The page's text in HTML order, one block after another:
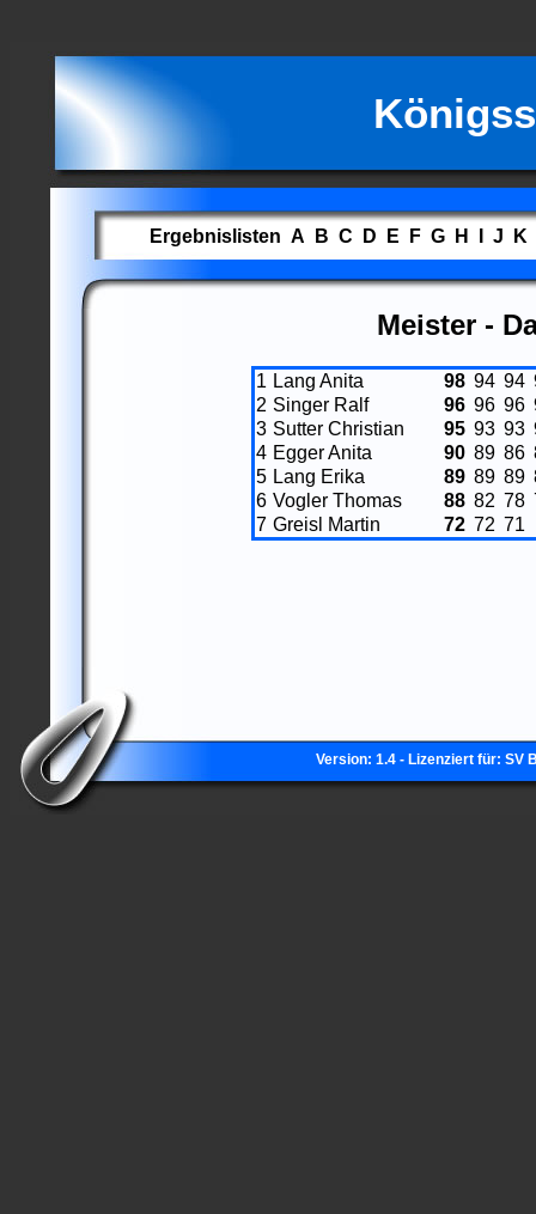
Ergebnislisten A B C D E F G H J K
Meister -
1 Lang Anita 98 94 94
2 Singer Ralf 96 96 96
3 Sutter Christian 95 93 93
4 Egger Anita 90 89 86
5 Lang Erika 89 89 89
6 Vogler Thomas 88 82 78
7 Greisl Martin 72 72 71
Version: 1.4 - Lizenziert für: SV